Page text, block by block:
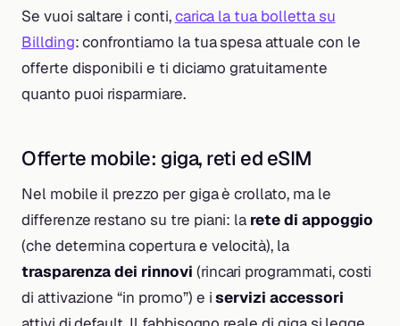
Se vuoi saltare i conti,carica la tua bolletta su
Billding: confrontiamo la tua spesa attuale con le
offerte disponibili e ti diciamo gratuitamente
quanto puoi risparmiare.
Offerte mobile: giga, reti ed eSIM
Nel mobile il prezzo per giga è crollato, ma le
differenze restano su tre piani: la rete di appoggio
(che determina copertura e velocità), la
trasparenza dei rinnovi (rincari programmati, costi
di attivazione “in promo”) e iservizi accessori